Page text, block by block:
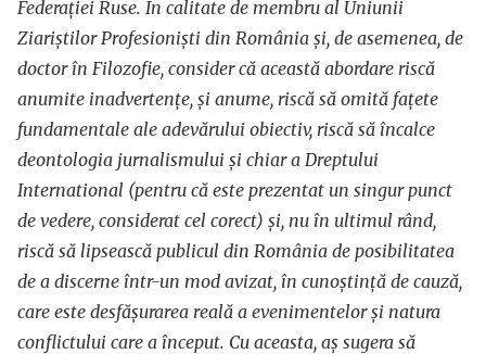
Federației Ruse. În calitate de membru al Uniunii
Ziariștilor Profesioniști din România și, de asemenea, de
doctor în Filozofie, consider că această abordare riscă
anumite inadvertențe, și anume, riscă să omită fațete
fundamentale ale adevărului obiectiv, riscă să încalce
deontologia jurnalismului și chiar a Dreptului
International (pentru că este prezentat un singur punct
de vedere, considerat cel corect) și, nu în ultimul rând,
riscă să lipsească publicul din România de posibilitatea
de a discerne într-un mod avizat, în cunoștință de cauză,
care este desfășurarea reală a evenimentelor și natura
conflictului care a început. Cu aceasta, aș sugera să